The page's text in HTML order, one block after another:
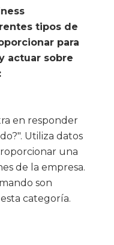
tipos de
para
actuar sobre
en responder
Utiliza datos
una
de la empresa.
son
categoría.